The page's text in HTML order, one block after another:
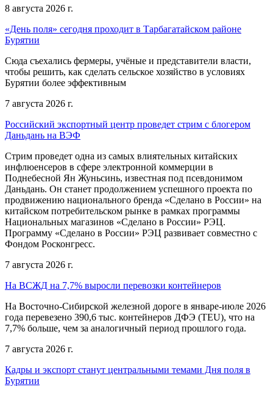
8 августа 2026 г.
«День поля» сегодня проходит в Тарбагатайском районе
Бурятии
Сюда съехались фермеры, учёные и представители власти,
чтобы решить, как сделать сельское хозяйство в условиях
Бурятии более эффективным
7 августа 2026 г.
Российский экспортный центр проведет стрим с блогером
Даньдань на ВЭФ
Стрим проведет одна из самых влиятельных китайских
инфлюенсеров в сфере электронной коммерции в
Поднебесной Ян Жуньсинь, известная под псевдонимом
Даньдань. Он станет продолжением успешного проекта по
продвижению национального бренда «Сделано в России» на
китайском потребительском рынке в рамках программы
Национальных магазинов «Сделано в России» РЭЦ.
Программу «Сделано в России» РЭЦ развивает совместно с
Фондом Росконгресс.
7 августа 2026 г.
На ВСЖД на 7,7% выросли перевозки контейнеров
На Восточно-Сибирской железной дороге в январе-июле 2026
года перевезено 390,6 тыс. контейнеров ДФЭ (TEU), что на
7,7% больше, чем за аналогичный период прошлого года.
7 августа 2026 г.
Кадры и экспорт станут центральными темами Дня поля в
Бурятии